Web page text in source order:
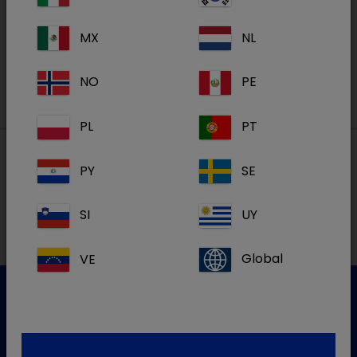
S'inscrire
Nos adresses
Service clientèle
MX NL
NO PE
PL PT
PY SE
SI UY
VE Global